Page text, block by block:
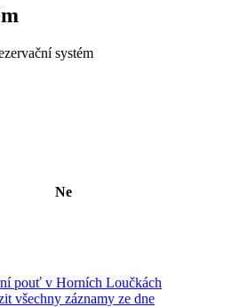
systém
Ne
pouť v Horních Loučkách
všechny záznamy ze dne